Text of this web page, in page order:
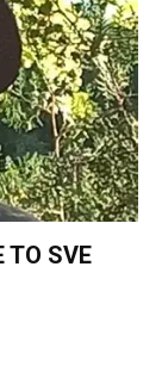
TO SVE